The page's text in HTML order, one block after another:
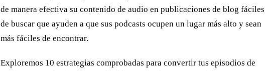
de manera efectiva su contenido de audio en publicaciones de blog fáciles
de buscar que ayuden a que sus podcasts ocupen un lugar más alto y sean
más fáciles de encontrar.
Exploremos 10 estrategias comprobadas para convertir tus episodios de